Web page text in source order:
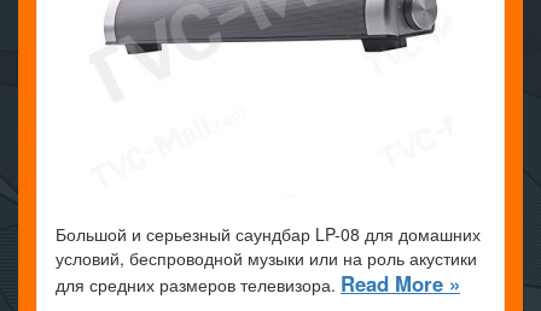
Большой и серьезный саундбар LP-08 для домашних
условий, беспроводной музыки или на роль акустики
для средних размеров телевизора. Read More »